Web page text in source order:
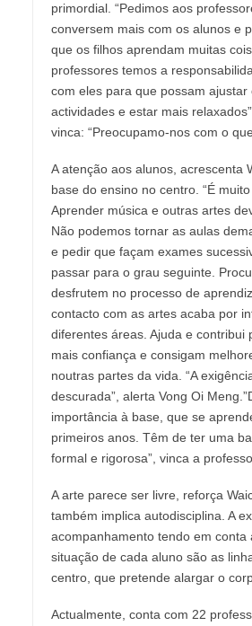
primordial. “Pedimos aos
conversem mais com os alunos e
que os filhos aprendam muitas
professores temos a
com eles para que possam ajustar
actividades e estar mais
vinca: “Preocupamo-nos com o
A atenção aos alunos, acrescenta
base do ensino no centro. “É muito
Aprender música e outras artes
Não podemos tornar as aulas
e pedir que façam exames
passar para o grau seguinte.
desfrutem no processo de
contacto com as artes acaba por
diferentes áreas. Ajuda e contribui
mais confiança e consigam
noutras partes da vida. “A
descurada”, alerta Vong Oi
importância à base, que se
primeiros anos. Têm de ter uma
formal e rigorosa”, vinca a
A arte parece ser livre, reforça
também implica autodisciplina. A
acompanhamento tendo em conta
situação de cada aluno são as
centro, que pretende alargar o
Actualmente, conta com 22